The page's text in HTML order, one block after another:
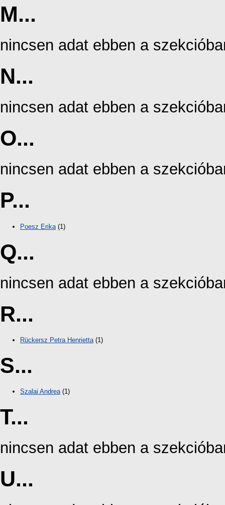
M...
nincsen adat ebben a
N...
nincsen adat ebben a
O...
nincsen adat ebben a
P...
Poesz Erika (1)
Q...
nincsen adat ebben a
R...
Rückersz Petra Henrietta (1)
S...
Szalai Andrea(1)
T...
nincsen adat ebben a
U...